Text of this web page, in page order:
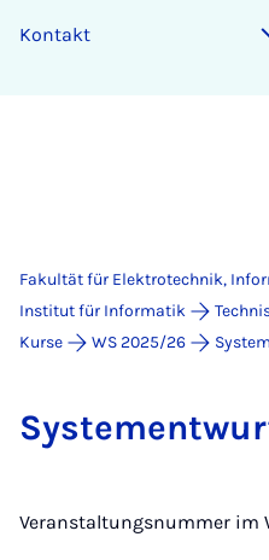
Kon­takt
Fakultät für Elektrotechnik,
Institut für Informatik
Kurse
WS 2025/26
Veranstaltungsnummer im